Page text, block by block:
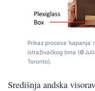
Prikaz procesa
istraživačkog tima
Toronto).
Središnja andska